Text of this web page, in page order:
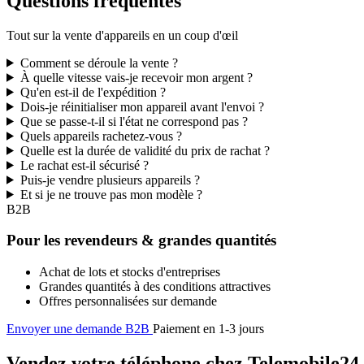
Tout sur la vente d'appareils en un coup d'œil
Comment se déroule la vente ?
À quelle vitesse vais-je recevoir mon argent ?
Qu'en est-il de l'expédition ?
Dois-je réinitialiser mon appareil avant l'envoi ?
Que se passe-t-il si l'état ne correspond pas ?
Quels appareils rachetez-vous ?
Quelle est la durée de validité du prix de rachat ?
Le rachat est-il sécurisé ?
Puis-je vendre plusieurs appareils ?
Et si je ne trouve pas mon modèle ?
B2B
Pour les revendeurs & grandes quantités
Achat de lots et stocks d'entreprises
Grandes quantités à des conditions attractives
Offres personnalisées sur demande
Envoyer une demande B2B Paiement en 1-3 jours